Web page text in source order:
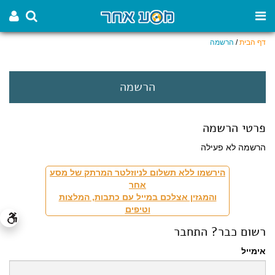
דף הבית/ הרשמה
הרשמה
פרטי הרשמה
הרשמה לא פעילה
הירשמו ללא תשלום לניוזלטר המרתק של מסע
אחר
והמגזין אצלכם במייל עם כתבות, המלצות
וטיפים
רשום כבר? התחבר
אימייל